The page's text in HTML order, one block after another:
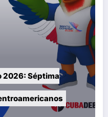
2026: Séptima